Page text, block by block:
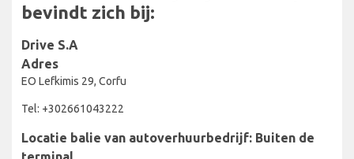
bevindt zich bij:
Drive S.A
Adres
EO Lefkimis 29, Corfu
Tel: +302661043222
Locatie balie van autoverhuurbedrijf: Buiten de